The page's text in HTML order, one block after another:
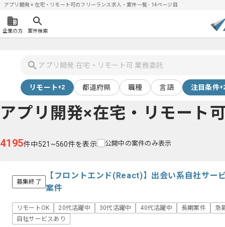
アプリ開発 × 在宅・リモート可のフリーランス求人・案件一覧 - 14ページ目
企業の方 案件検索
リモート+2 都道府県 職種 言語 注目条件
アプリ開発×在宅・リモート
4195件中521~560件を表示 公開中の案件のみ表示
募集終了
【フロントエンド(React)】出会い系自社サー
案件
リモートOK 20代活躍中 30代活躍中 40代活躍中 長期案件
急
自社サービスあり